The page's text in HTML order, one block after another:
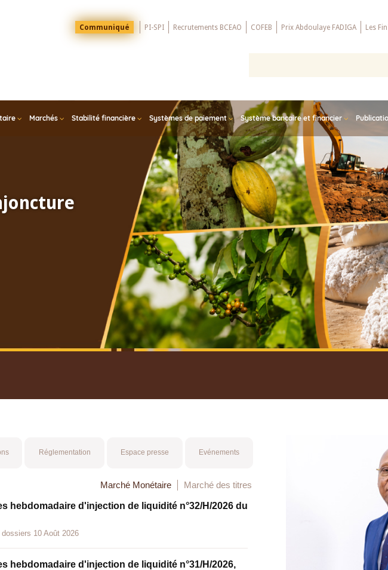
Menu
Top
Communiqué PI-SPI Recrutements BCEAO COFEB Prix Abdoulaye FADIGA Les
Marchés Stabilité financière Systèmes de paiement Système bancaire et financier
Réglementation Espace presse Evénements
Marché Monétaire Marché des titres
hebdomadaire d'injection de liquidité n°32/H/2026 du
10 Août 2026
hebdomadaire d'injection de liquidité n°31/H/2026,